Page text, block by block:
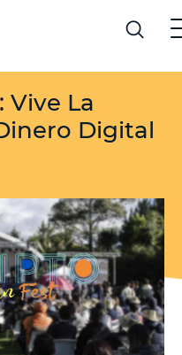
Vive La
Digital